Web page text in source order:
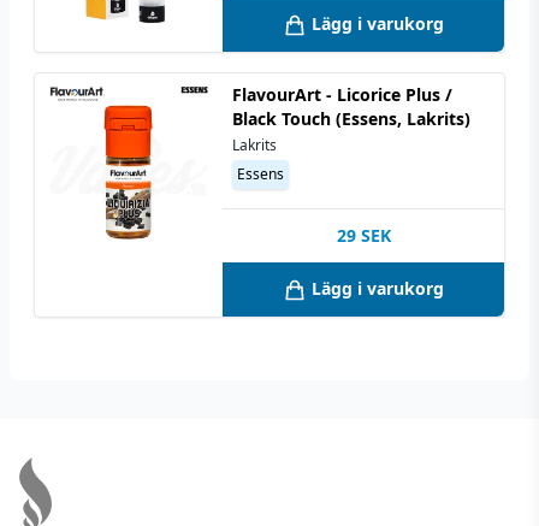
Lägg i varukorg
FlavourArt - Licorice Plus /
Black Touch (Essens, Lakrits)
Lakrits
Essens
29 SEK
Lägg i varukorg